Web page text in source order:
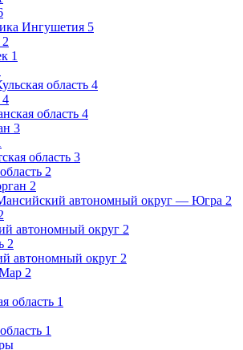
Ингушетия 5
2
1
область 4
4
область 4
3
область 3
2
2
автономный округ — Югра 2
автономный округ 2
2
автономный округ 2
2
область 1
1